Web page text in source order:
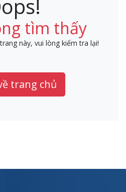
tìm thấy
này, vui lòng kiểm tra lại!
trang chủ